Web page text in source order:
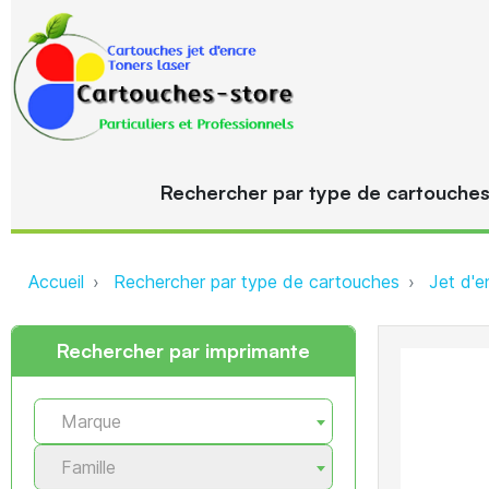
Rechercher par type de cartouches
Accueil Rechercher par type de cartouches Jet
Rechercher par imprimante
Marque
Famille